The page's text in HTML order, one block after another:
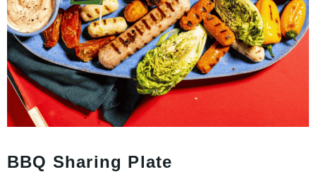
BBQ Sharing Plate